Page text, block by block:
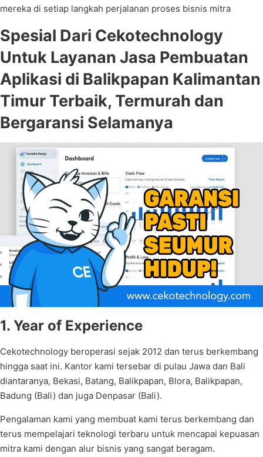
mereka di setiap langkah perjalanan proses bisnis mitra
Spesial Dari Cekotechnology
Untuk Layanan Jasa Pembuatan
Aplikasi di Balikpapan Kalimantan
Timur Terbaik, Termurah dan
Bergaransi Selamanya
1. Year of Experience
Cekotechnology beroperasi sejak 2012 dan terus berkembang
hingga saat ini. Kantor kami tersebar di pulau Jawa dan Bali
diantaranya, Bekasi, Batang, Balikpapan, Blora, Balikpapan,
Badung (Bali) dan juga Denpasar (Bali).
Pengalaman kami yang membuat kami terus berkembang dan
terus mempelajari teknologi terbaru untuk mencapai kepuasan
mitra kami dengan alur bisnis yang sangat beragam.